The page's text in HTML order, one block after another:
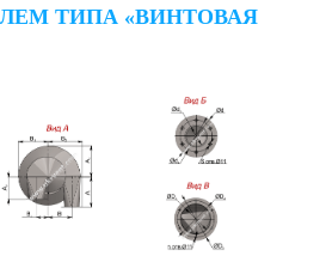
ТИПА «ВИНТОВАЯ